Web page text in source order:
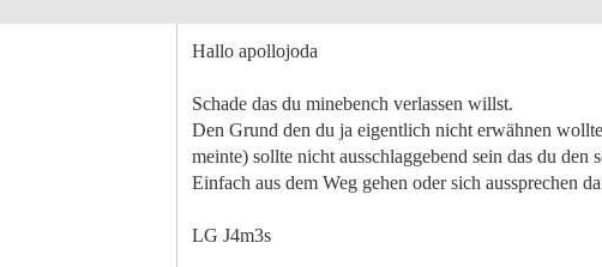
Hallo apollojoda
Schade das du minebench verlassen willst.
Den Grund den du ja eigentlich nicht erwähnen
meinte) sollte nicht ausschlaggebend sein das du den
Einfach aus dem Weg gehen oder sich aussprechen
LG J4m3s